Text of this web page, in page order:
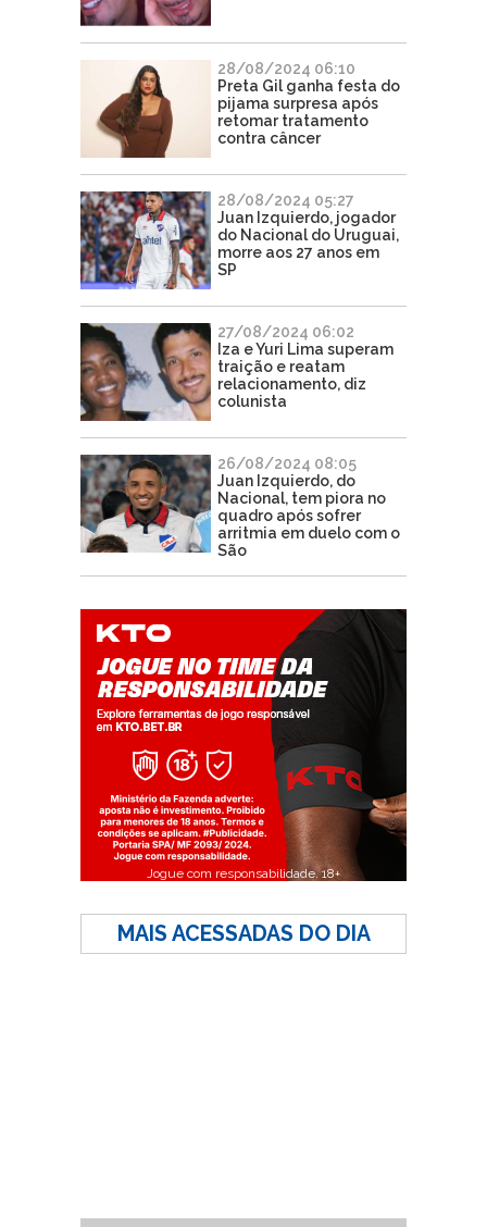
28/08/2024 06:10
Preta Gil ganha festa do
pijama surpresa após
retomar tratamento
contra câncer
28/08/2024 05:27
Juan Izquierdo, jogador
do Nacional do Uruguai,
morre aos 27 anos em
SP
27/08/2024 06:02
Iza e Yuri Lima superam
traição e reatam
relacionamento, diz
colunista
26/08/2024 08:05
Juan Izquierdo, do
Nacional, tem piora no
quadro após sofrer
arritmia em duelo com o
São
Jogue com responsabilidade. 18+
MAIS ACESSADAS DO DIA